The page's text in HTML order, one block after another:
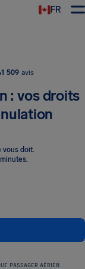
FR
509 avis
: vos droits
vous doit.
PASSAGER AÉRIEN